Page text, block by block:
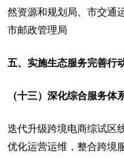
然资源和规划局、市交通
市邮政管理局
五、实施生态服务完善行
（十三）深化综合服务体
迭代升级跨境电商综试区
优化运营运维，整合跨境